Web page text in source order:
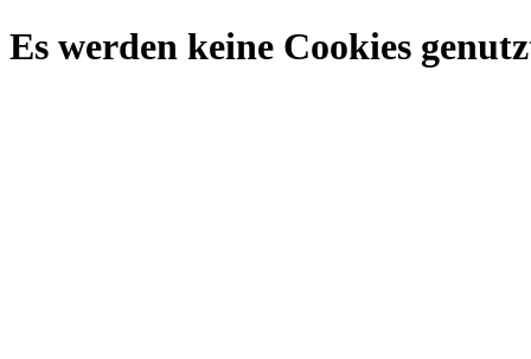
Es werden keine Cookies